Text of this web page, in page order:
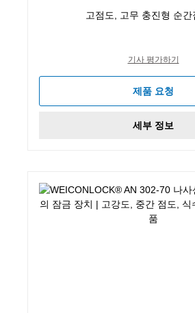
고점도, 고무 충진형 순간
기사 평가하기
제품 요청
세부 정보